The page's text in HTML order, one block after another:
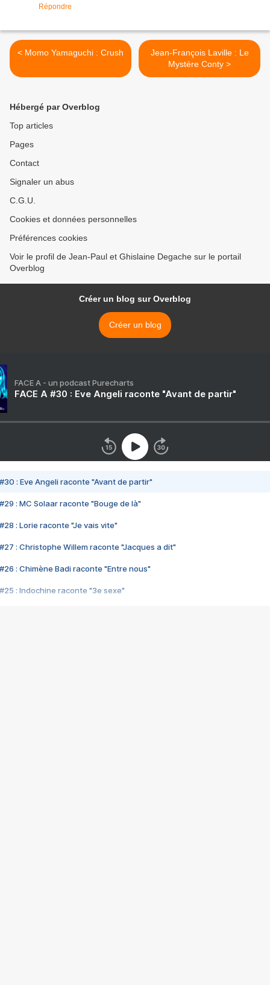
Répondre
< Momo Yamaguchi : Crush
Jean-François Laville : Le
Mystère Conty >
Hébergé par Overblog
Top articles
Pages
Contact
Signaler un abus
C.G.U.
Cookies et données personnelles
Préférences cookies
Voir le profil de Jean-Paul et Ghislaine Degache sur le portail
Overblog
Créer un blog sur Overblog
Créer un blog
FACE A - un podcast Purecharts
FACE A #30 : Eve Angeli raconte "Avant de partir"
#30 : Eve Angeli raconte "Avant de partir"
#29 : MC Solaar raconte "Bouge de là"
#28 : Lorie raconte "Je vais vite"
#27 : Christophe Willem raconte "Jacques a dit"
#26 : Chimène Badi raconte "Entre nous"
#25 : Indochine raconte "3e sexe"